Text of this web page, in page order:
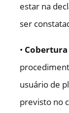
estar na
ser
• Cobertura
usuário de
previsto no